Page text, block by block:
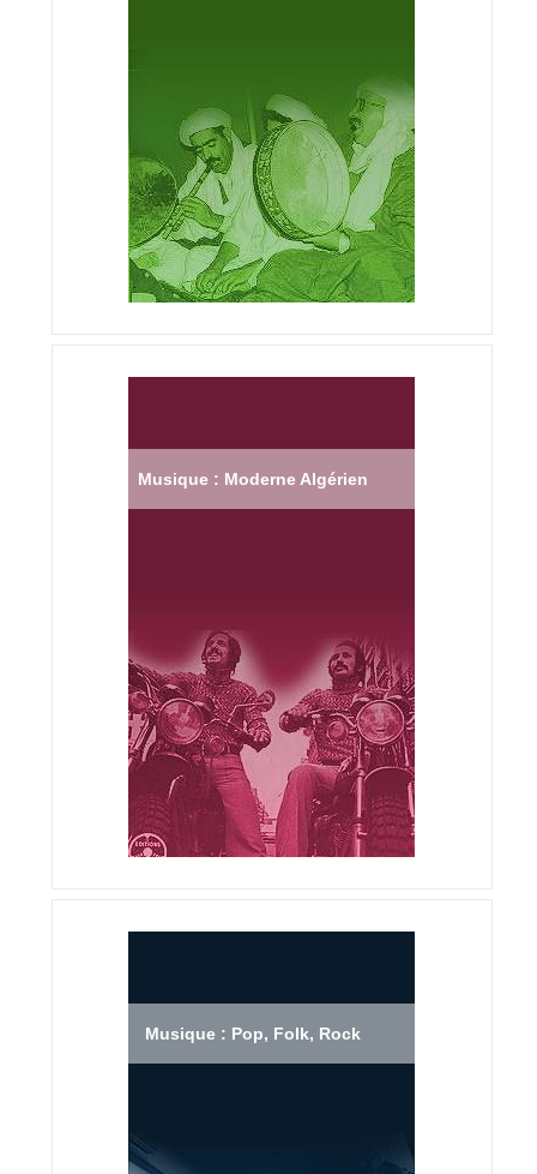
Musique : Moderne Algérien
Musique : Pop, Folk, Rock